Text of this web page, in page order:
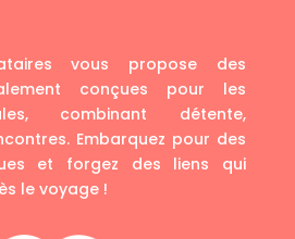
vous propose des
conçues pour les
combinant détente,
Embarquez pour des
et forgez des liens qui
le voyage !